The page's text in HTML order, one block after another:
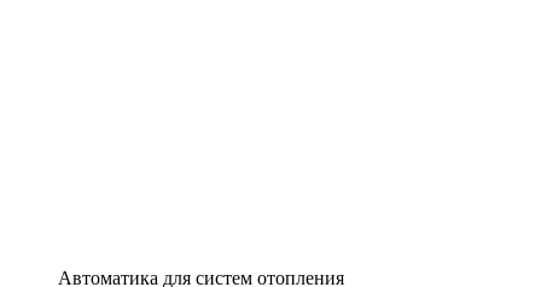
Автоматика для систем отопления